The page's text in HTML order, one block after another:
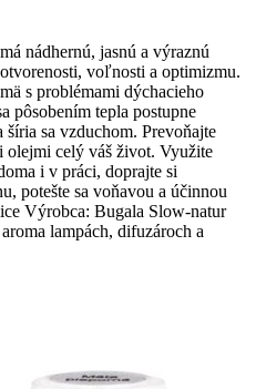
nádhernú, jasnú a výraznú
voľnosti a optimizmu.
s problémami dýchacieho
pôsobením tepla postupne
sa vzduchom. Prevoňajte
olejmi celý váš život. Využite
i v práci, doprajte si
potešte sa voňavou a účinnou
Výrobca: Bugala Slow-natur
lampách, difuzároch a